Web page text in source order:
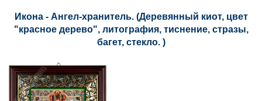
Икона - Ангел-хранитель. (Деревянный киот, цвет
"красное дерево", литография, тиснение, стразы,
багет, стекло. )